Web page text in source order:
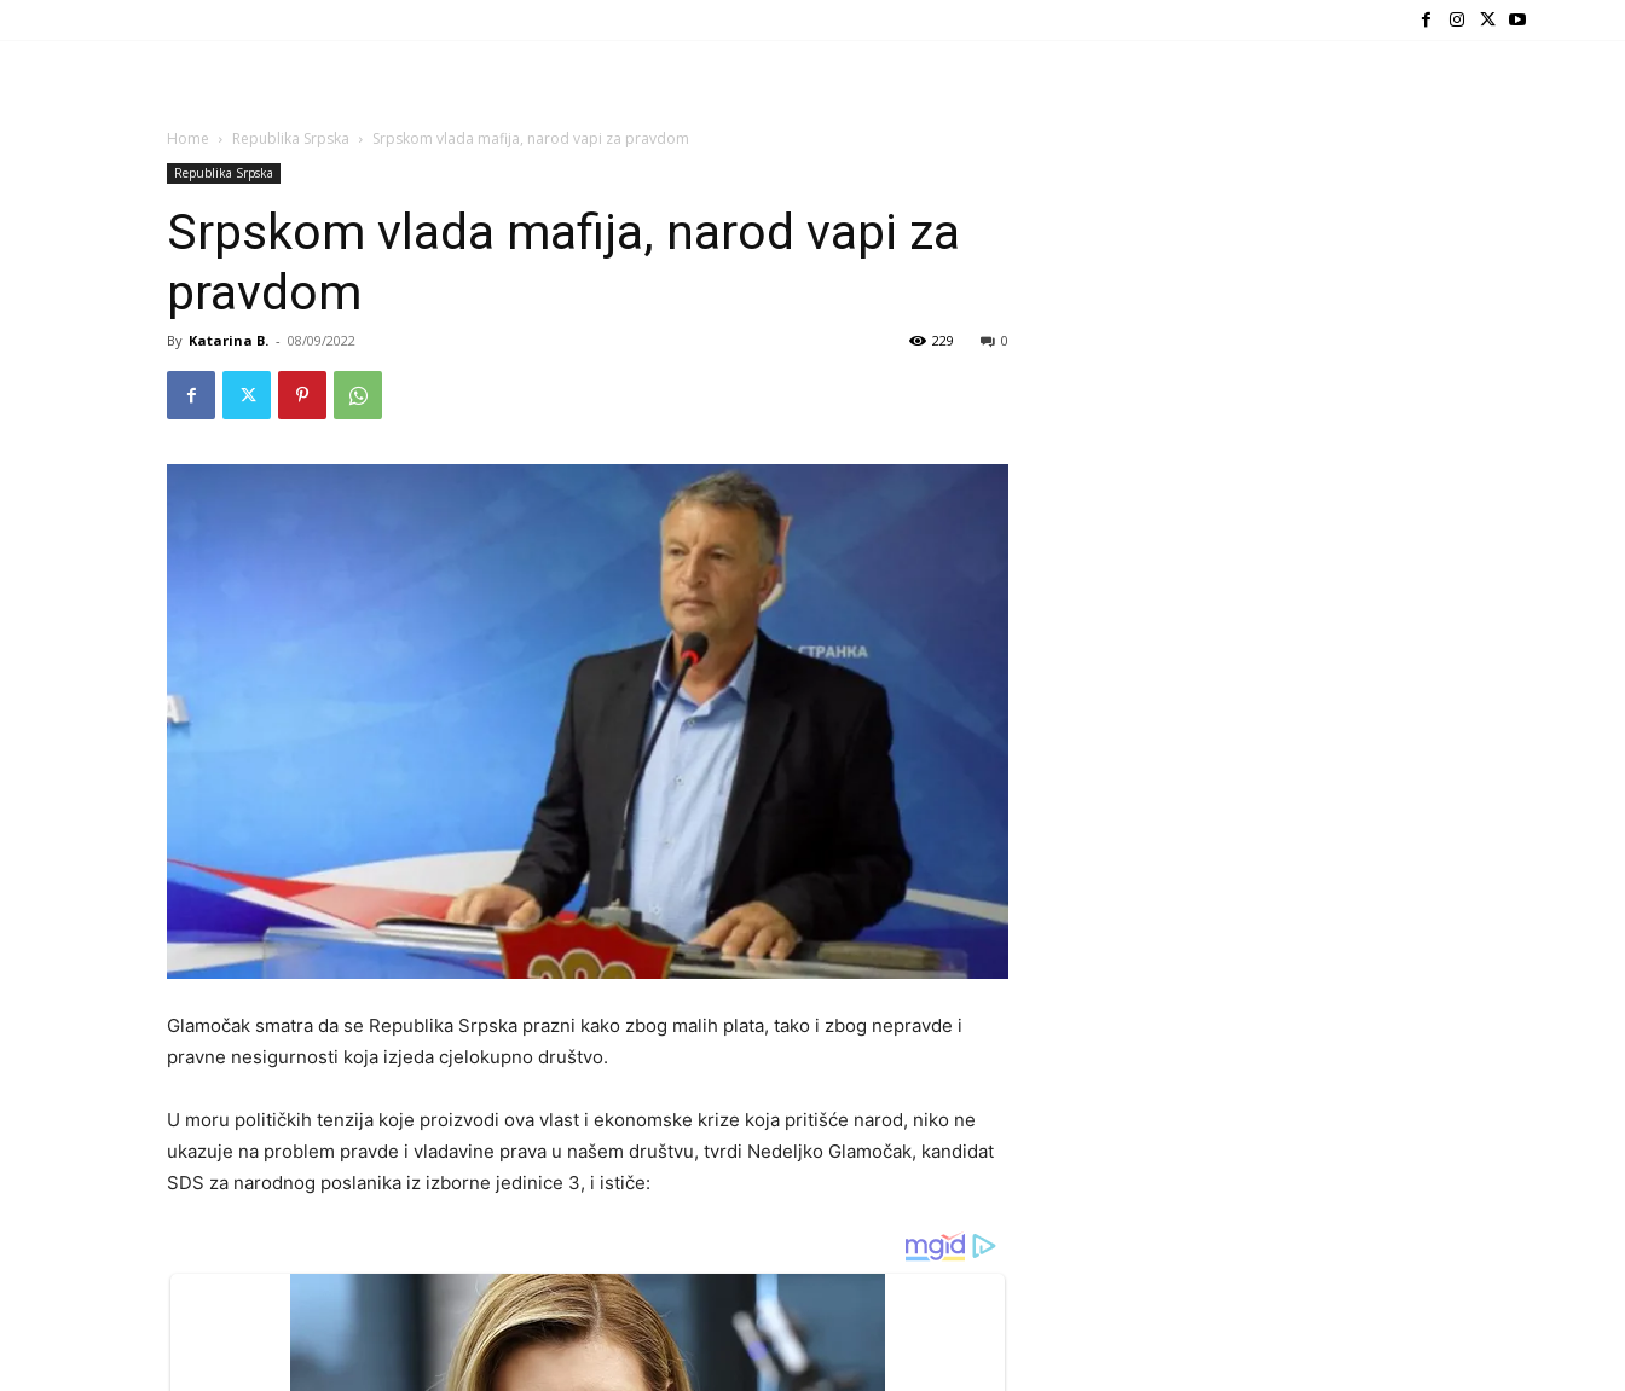
Home Republika Srpska Srpskom vlada mafija, narod vapi za pravdom
Republika Srpska
Srpskom vlada mafija, narod vapi za
pravdom
By Katarina B. - 08/09/2022 0
229
Glamočak smatra da se Republika Srpska prazni kako zbog malih plata, tako i zbog nepravde i
pravne nesigurnosti koja izjeda cjelokupno društvo.
U moru političkih tenzija koje proizvodi ova vlast i ekonomske krize koja pritišće narod, niko ne
ukazuje na problem pravde i vladavine prava u našem društvu, tvrdi Nedeljko Glamočak, kandidat
SDS za narodnog poslanika iz izborne jedinice 3, i ističe: